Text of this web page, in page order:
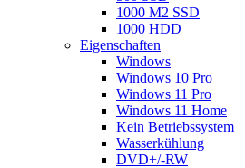
1000 M2 SSD
1000 HDD
Eigenschaften
Windows
Windows 10 Pro
Windows 11 Pro
Windows 11 Home
Kein Betriebssystem
Wasserkühlung
DVD+/-RW